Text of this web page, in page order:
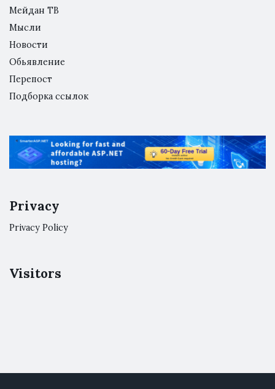
Мейдан ТВ
Мысли
Новости
Обьявление
Перепост
Подборка ссылок
Privacy
Privacy Policy
Visitors